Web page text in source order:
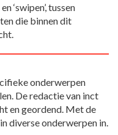
‘swipen’, tussen
die binnen dit
onderwerpen
De redactie van inct
en geordend. Met de
diverse onderwerpen in.